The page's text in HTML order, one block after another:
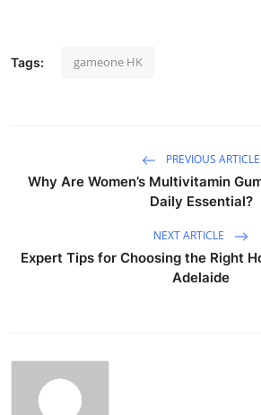
Tags: gameone HK
PREVIOUS ARTICLE
Why Are Women’s Multivitamin
Daily Essential?
NEXT ARTICLE
Expert Tips for Choosing the Right
Adelaide